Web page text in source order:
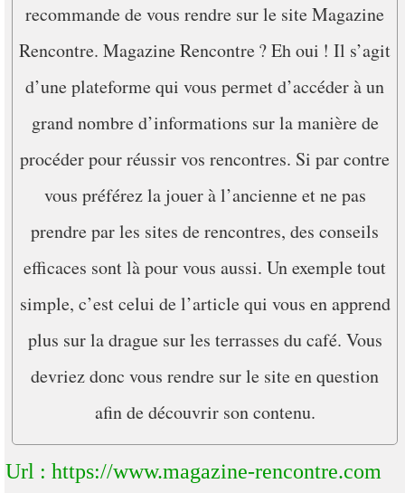
recommande de vous rendre sur le site Magazine
Rencontre. Magazine Rencontre ? Eh oui ! Il s’agit
d’une plateforme qui vous permet d’accéder à un
grand nombre d’informations sur la manière de
procéder pour réussir vos rencontres. Si par contre
vous préférez la jouer à l’ancienne et ne pas
prendre par les sites de rencontres, des conseils
efficaces sont là pour vous aussi. Un exemple tout
simple, c’est celui de l’article qui vous en apprend
plus sur la drague sur les terrasses du café. Vous
devriez donc vous rendre sur le site en question
afin de découvrir son contenu.
Url : https://www.magazine-rencontre.com